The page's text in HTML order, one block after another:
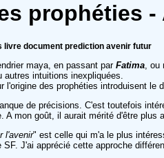
prophéties -
livre document prediction avenir futur
maya, en passant par Fatima ,
intuitions inexpliquées.
l'origine des prophéties introduisent
de précisions. C'est toutefois
A mon goût, il aurait mérité d'être plus
l'avenir" est celle qui m'a le plus
J'ai apprécié cette approche